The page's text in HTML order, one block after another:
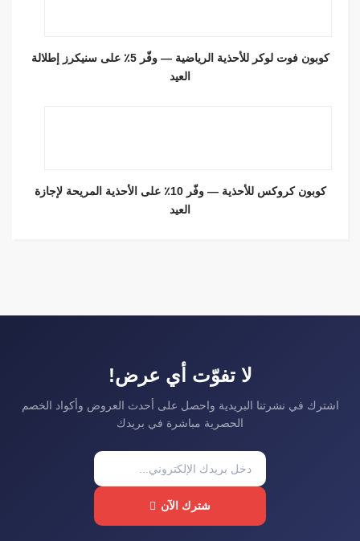
كوبون فوت لوكر للأحذية الرياضية — وفّر 5٪ على سنيكرز إطلالة
العيد
كوبون كروكس للأحذية — وفّر 10٪ على الأحذية المريحة لإجازة
العيد
لا تفوّت أي عرض!
اشترك في نشرتنا البريدية واحصل على أحدث العروض وأكواد الخصم
الحصرية مباشرة في بريدك
شترك الآن